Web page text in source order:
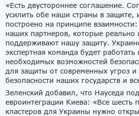
«Есть двустороннее соглашение.
усилить обе наши страны в защите,
построено на принципе
наших партнеров, которые реально
поддерживают нашу защиту.
экспертная команда будет
необходимых возможностей
для защиты от современных угроз и
безопасности наших государств и
Зеленский добавил, что Науседа
евроинтеграции Киева: «Все шесть
кластеров для Украины нужно